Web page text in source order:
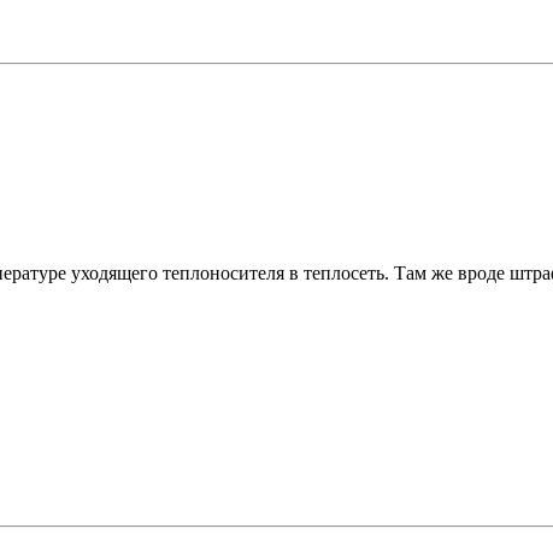
уходящего теплоносителя в теплосеть. Там же вроде